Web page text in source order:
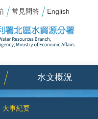
常見問答 English
水文概況
大事紀要